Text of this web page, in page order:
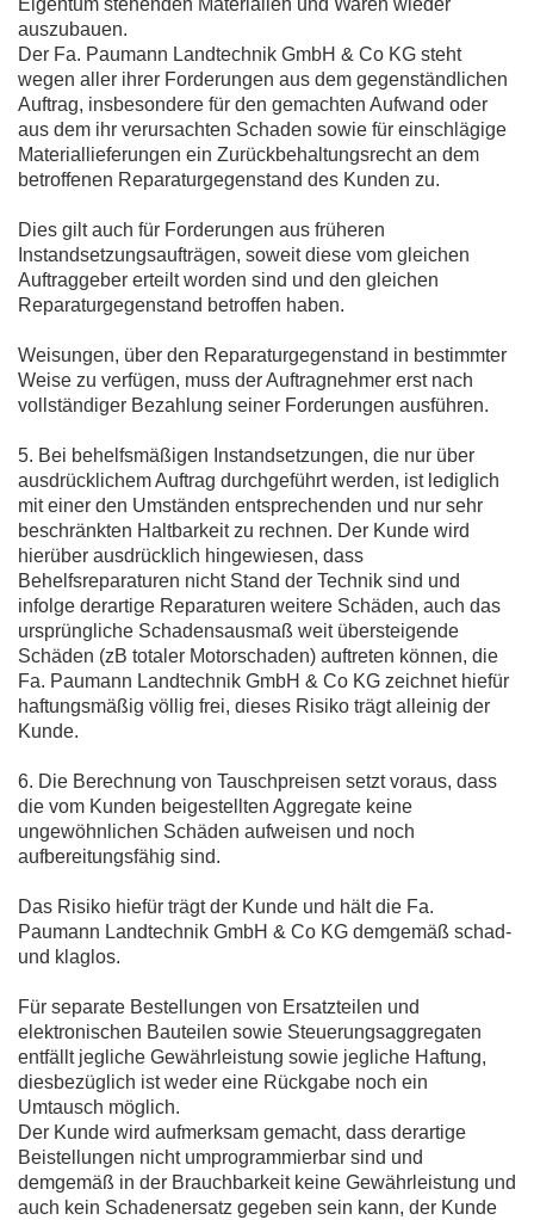
Eigentum stehenden Materialien und Waren wieder
auszubauen.
Der Fa. Paumann Landtechnik GmbH & Co KG steht
wegen aller ihrer Forderungen aus dem gegenständlichen
Auftrag, insbesondere für den gemachten Aufwand oder
aus dem ihr verursachten Schaden sowie für einschlägige
Materiallieferungen ein Zurückbehaltungsrecht an dem
betroffenen Reparaturgegenstand des Kunden zu.
Dies gilt auch für Forderungen aus früheren
Instandsetzungsaufträgen, soweit diese vom gleichen
Auftraggeber erteilt worden sind und den gleichen
Reparaturgegenstand betroffen haben.
Weisungen, über den Reparaturgegenstand in bestimmter
Weise zu verfügen, muss der Auftragnehmer erst nach
vollständiger Bezahlung seiner Forderungen ausführen.
5. Bei behelfsmäßigen Instandsetzungen, die nur über
ausdrücklichem Auftrag durchgeführt werden, ist lediglich
mit einer den Umständen entsprechenden und nur sehr
beschränkten Haltbarkeit zu rechnen. Der Kunde wird
hierüber ausdrücklich hingewiesen, dass
Behelfsreparaturen nicht Stand der Technik sind und
infolge derartige Reparaturen weitere Schäden, auch das
ursprüngliche Schadensausmaß weit übersteigende
Schäden (zB totaler Motorschaden) auftreten können, die
Fa. Paumann Landtechnik GmbH & Co KG zeichnet hiefür
haftungsmäßig völlig frei, dieses Risiko trägt alleinig der
Kunde.
6. Die Berechnung von Tauschpreisen setzt voraus, dass
die vom Kunden beigestellten Aggregate keine
ungewöhnlichen Schäden aufweisen und noch
aufbereitungsfähig sind.
Das Risiko hiefür trägt der Kunde und hält die Fa.
Paumann Landtechnik GmbH & Co KG demgemäß schad-
und klaglos.
Für separate Bestellungen von Ersatzteilen und
elektronischen Bauteilen sowie Steuerungsaggregaten
entfällt jegliche Gewährleistung sowie jegliche Haftung,
diesbezüglich ist weder eine Rückgabe noch ein
Umtausch möglich.
Der Kunde wird aufmerksam gemacht, dass derartige
Beistellungen nicht umprogrammierbar sind und
demgemäß in der Brauchbarkeit keine Gewährleistung und
auch kein Schadenersatz gegeben sein kann, der Kunde